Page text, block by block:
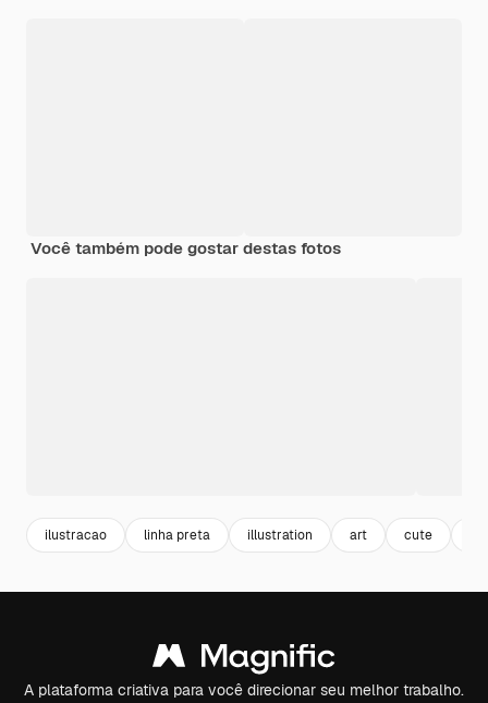
Você também pode gostar destas fotos
ilustracao linha preta illustration art cute
A plataforma criativa para você direcionar seu melhor trabalho.